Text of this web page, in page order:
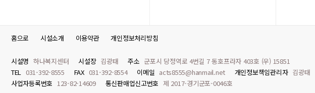
홈으로 시설소개 이용약관 개인정보처리방침
시설명 하나복지센터 시설장 김광태 주소 군포시 당정역로 4번길 7 동호프라자 403호 (우) 15851
TEL 031-392-8555 FAX 031-392-8554 이메일 acts8555@hanmail.net 개인정보책임관리자 김광태
사업자등록번호 123-82-14609 통신판매업신고번호 제 2017-경기군포-0046호